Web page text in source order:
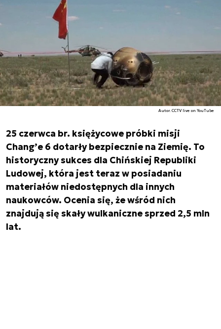
Autor. CCTV live on YouTube
25 czerwca br. księżycowe próbki misji
Chang’e 6 dotarły bezpiecznie na Ziemię. To
historyczny sukces dla Chińskiej Republiki
Ludowej, która jest teraz w posiadaniu
materiałów niedostępnych dla innych
naukowców. Ocenia się, że wśród nich
znajdują się skały wulkaniczne sprzed 2,5 mln
lat.